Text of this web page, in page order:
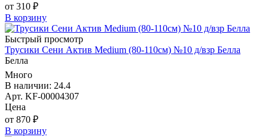
от 310 ₽
В корзину
Быстрый просмотр
Трусики Сени Актив Medium (80-110см) №10 д/взр Белла
Белла
Много
В наличии: 24.4
Арт. KF-00004307
Цена
от 870 ₽
В корзину